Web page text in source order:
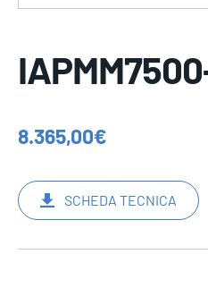
8.365,00€
SCHEDA TECNICA